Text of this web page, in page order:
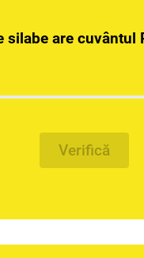
silabe are cuvântul
Verifică